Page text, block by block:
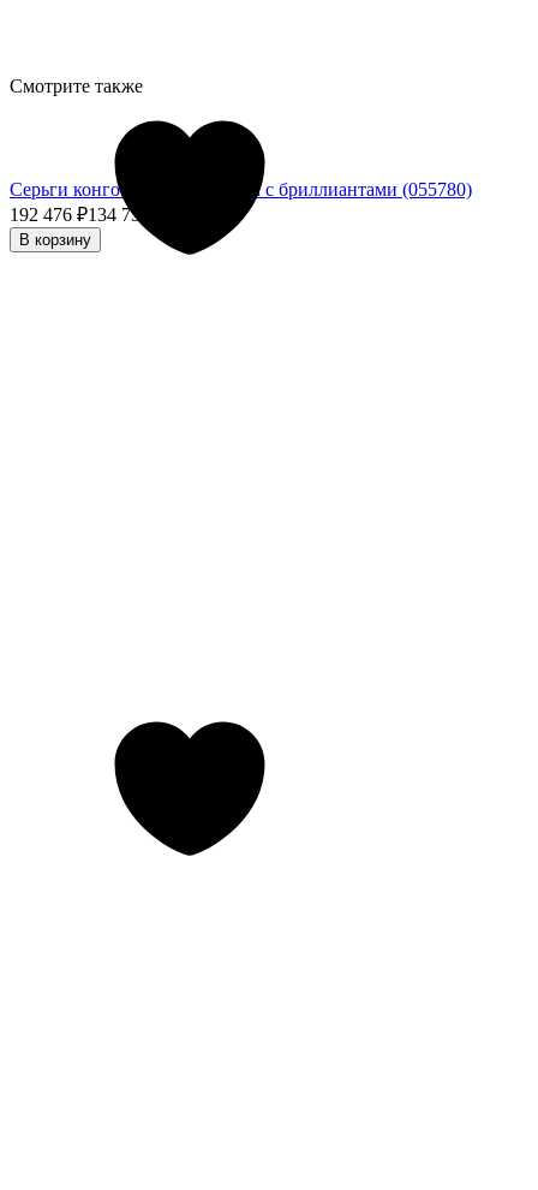
Серьги конго из белого золота с бриллиантами (055780)
192 476 ₽134 733,20
В корзину
Смотрите также